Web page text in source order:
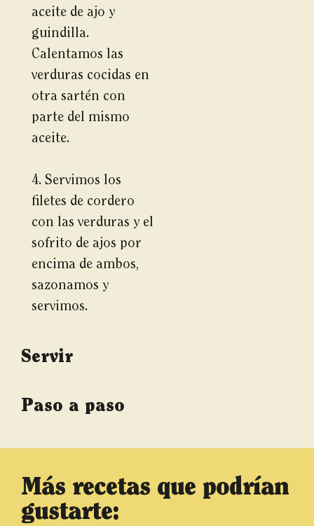
aceite de ajo y
guindilla.
Calentamos las
verduras cocidas en
otra sartén con
parte del mismo
aceite.
4. Servimos los
filetes de cordero
con las verduras y el
sofrito de ajos por
encima de ambos,
sazonamos y
servimos.
Servir
Paso a paso
Más recetas que podrían
gustarte: